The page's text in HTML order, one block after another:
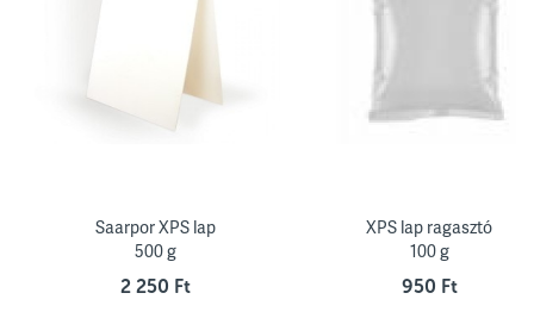
Saarpor XPS lap
500 g
2 250 Ft
XPS lap ragasztó
100 g
950 Ft